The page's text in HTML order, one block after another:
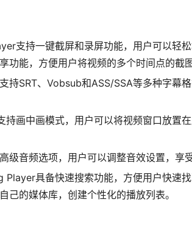
支持一键截屏和录屏功能，用户可以轻
功能，方便用户将视频的多个时间点的截
持SRT、Vobsub和ASS/SSA等多种字幕
持画中画模式，用户可以将视频窗口放置
级音频选项，用户可以调整音效设置，享
Player具备快速搜索功能，方便用户快速
己的媒体库，创建个性化的播放列表。